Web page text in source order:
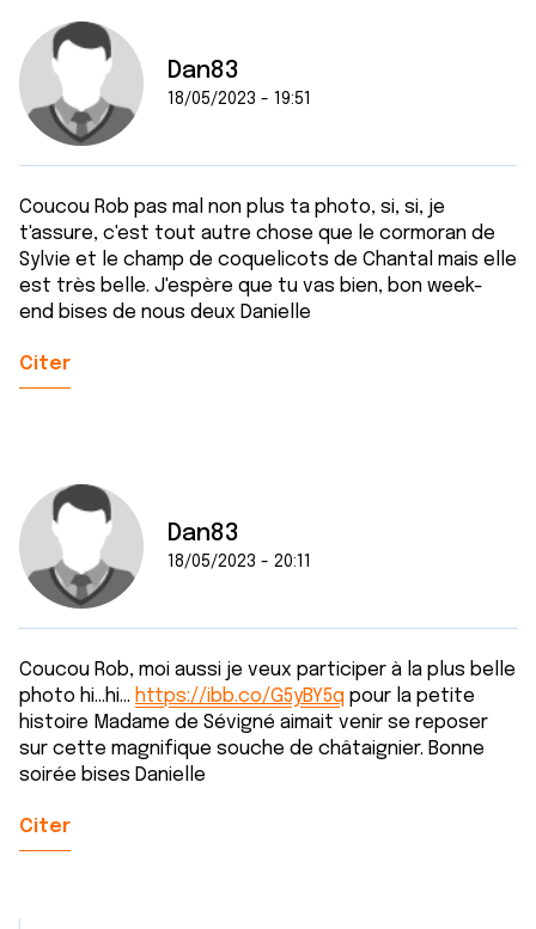
Dan83
18/05/2023 - 19:51
Coucou Rob pas mal non plus ta photo, si, si, je
t'assure, c'est tout autre chose que le cormoran de
Sylvie et le champ de coquelicots de Chantal mais elle
est très belle. J'espère que tu vas bien, bon week-
end bises de nous deux Danielle
Citer
Dan83
18/05/2023 - 20:11
Coucou Rob, moi aussi je veux participer à la plus belle
photo hi...hi... https://ibb.co/G5yBY5q pour la petite
histoire Madame de Sévigné aimait venir se reposer
sur cette magnifique souche de châtaignier. Bonne
soirée bises Danielle
Citer